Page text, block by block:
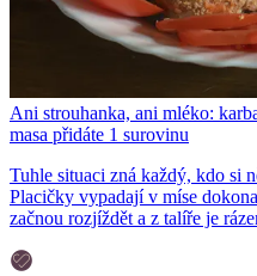
Ani strouhanka, ani mléko:
masa přidáte 1 surovinu
Tuhle situaci zná každý, kdo si
Placičky vypadají v míse
začnou rozjíždět a z talíře je